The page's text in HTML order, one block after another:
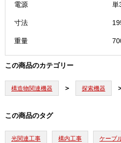
電源 単
寸法
重量
この商品のカテゴリー
構造物関連機器 探索機器
この商品のタグ
光関連工事 構内工事 ケーブ